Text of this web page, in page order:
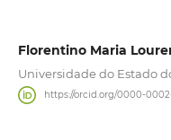
Florentino Maria
Universidade do Estado
https://orcid.org/0000-